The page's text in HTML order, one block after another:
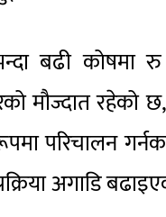
बढी कोषमा
मौज्दात रहेको
परिचालन
अगाडि